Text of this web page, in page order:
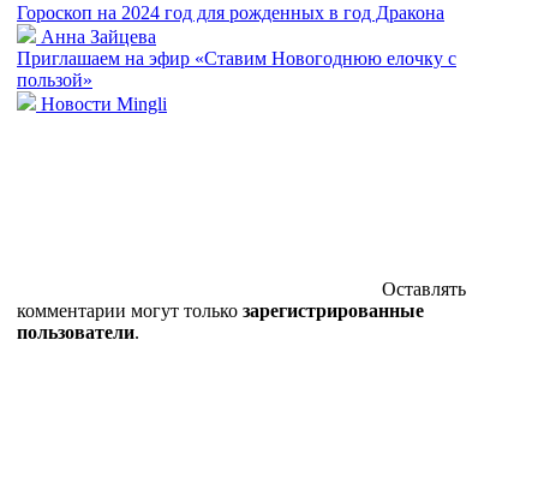
Гороскоп на 2024 год для рожденных в год Дракона
Анна Зайцева
Приглашаем на эфир «Ставим Новогоднюю елочку с
пользой»
Новости Mingli
Оставлять
комментарии могут только зарегистрированные
пользователи.